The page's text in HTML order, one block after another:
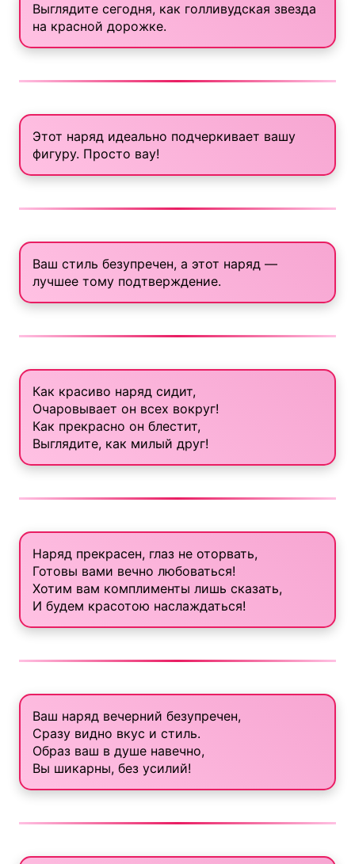
Выглядите сегодня, как голливудская звезда
на красной дорожке.
Этот наряд идеально подчеркивает вашу
фигуру. Просто вау!
Ваш стиль безупречен, а этот наряд —
лучшее тому подтверждение.
Как красиво наряд сидит,
Очаровывает он всех вокруг!
Как прекрасно он блестит,
Выглядите, как милый друг!
Наряд прекрасен, глаз не оторвать,
Готовы вами вечно любоваться!
Хотим вам комплименты лишь сказать,
И будем красотою наслаждаться!
Ваш наряд вечерний безупречен,
Сразу видно вкус и стиль.
Образ ваш в душе навечно,
Вы шикарны, без усилий!